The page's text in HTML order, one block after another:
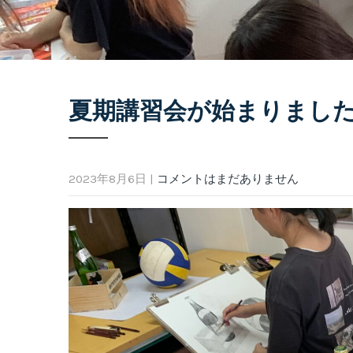
夏期講習会が始まりまし
2023年8月6日 | コメントはまだありません